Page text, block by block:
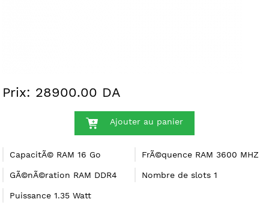
Prix: 28900.00 DA
Ajouter au panier
CapacitÃ© RAM 16 Go FrÃ©quence RAM 3600 MHZ
GÃ©nÃ©ration RAM DDR4 Nombre de slots 1
Puissance 1.35 Watt